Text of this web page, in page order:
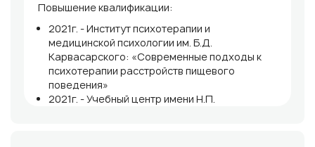
Повышение квалификации:
2021г. - Институт психотерапии и
медицинской психологии им. Б.Д.
Карвасарского: «Современные подходы к
психотерапии расстройств пищевого
поведения»
2021г. - Учебный центр имени Н.П.